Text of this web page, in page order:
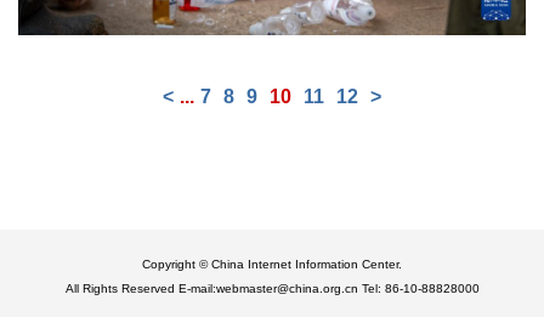
< ... 7 8 9 10 11 12 >
Copyright © China Internet Information Center.
All Rights Reserved E-mail:webmaster@china.org.cn Tel: 86-10-88828000